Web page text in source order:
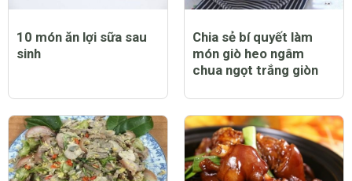
10 món ăn lợi sữa sau
sinh
Chia sẻ bí quyết làm
món giò heo ngâm
chua ngọt trắng giòn